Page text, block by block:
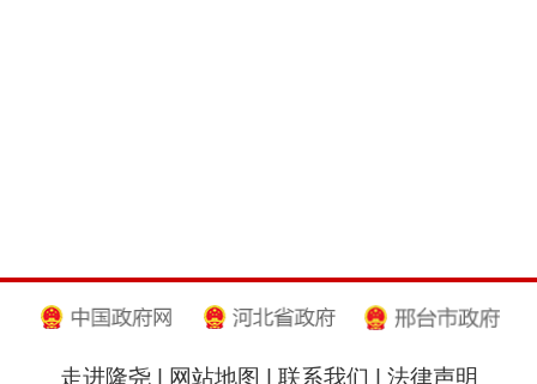
走进隆尧| 网站地图 联系我们
法律声明